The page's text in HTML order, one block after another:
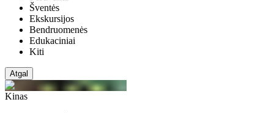
Šventės
Ekskursijos
Bendruomenės
Edukaciniai
Kiti
Atgal
Kinas